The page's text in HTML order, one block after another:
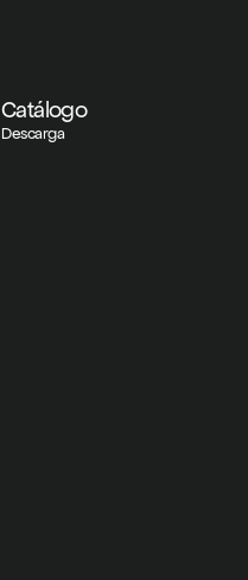
Catálogo
Descarga